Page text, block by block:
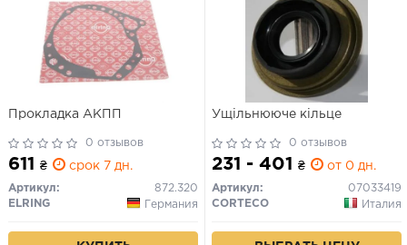
Прокладка АКПП
0 отзывов
611 ₴ срок 7 дн.
Артикул:
872.320
ELRING
Германия
Ущільнююче кільце
0 отзывов
231 - 401 ₴ от 0 дн.
Артикул:
07033419
CORTECO
Италия